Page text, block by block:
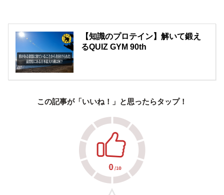
【知識のプロテイン】解いて鍛え
るQUIZ GYM 90th
この記事が「いいね！」と思ったらタップ！